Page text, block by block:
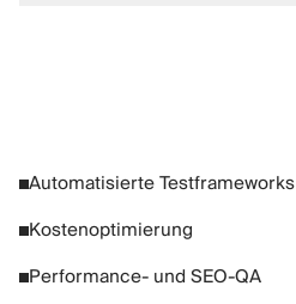
Automatisierte Testframeworks
Kostenoptimierung
Performance- und SEO-QA